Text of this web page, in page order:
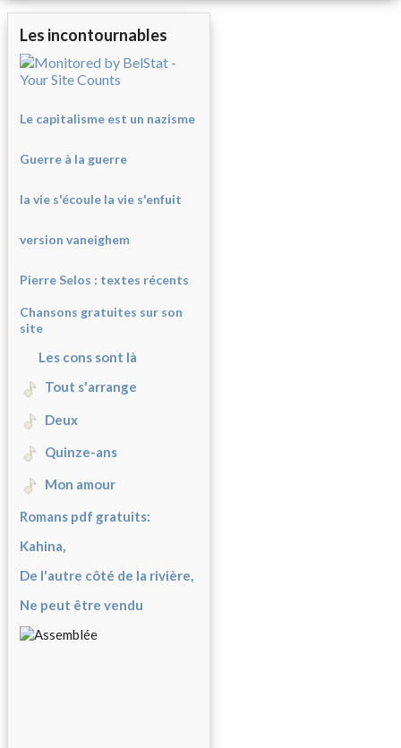
Les incontournables
Le capitalisme est un nazisme
Guerre à la guerre
la vie s'écoule la vie s'enfuit
version vaneighem
Pierre Selos : textes récents
Chansons gratuites sur son
site
Les cons sont là
Tout s'arrange
Deux
Quinze-ans
Mon amour
Romans pdf gratuits:
Kahina,
De l'autre côté de la rivière,
Ne peut être vendu